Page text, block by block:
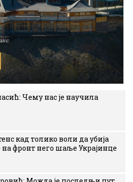
Чему нас је научила
кад толико воли да убија
на фронт него шаље Украјинце